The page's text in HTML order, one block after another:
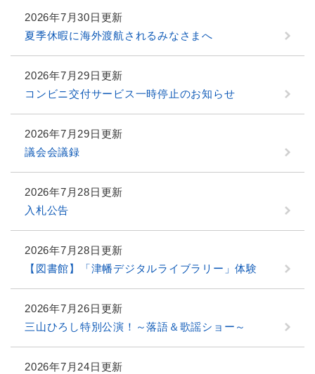
2026年7月30日更新
夏季休暇に海外渡航されるみなさまへ
2026年7月29日更新
コンビニ交付サービス一時停止のお知らせ
2026年7月29日更新
議会会議録
2026年7月28日更新
入札公告
2026年7月28日更新
【図書館】「津幡デジタルライブラリー」体験
2026年7月26日更新
三山ひろし特別公演！～落語＆歌謡ショー～
2026年7月24日更新